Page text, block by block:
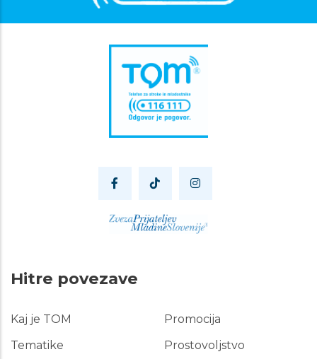
Hitre povezave
Hitre
povezave
Kaj je TOM
Tematike
Promocija
Prostovoljstvo